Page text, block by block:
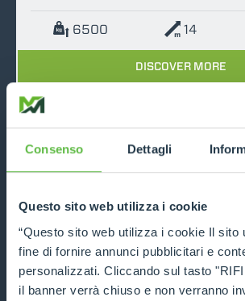
Consenso Dettagli
Questo sito web utilizza i cookie
“Questo sito web utilizza i cookie Il sito
fine di fornire annunci pubblicitari e
personalizzati. Cliccando sul tasto
il banner verrà chiuso e non verranno
6500 14
DISCOVER MORE
P72.10